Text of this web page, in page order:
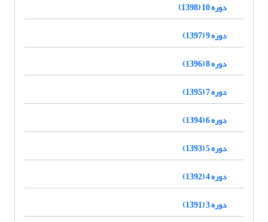
دوره 10 (1398)
دوره 9 (1397)
دوره 8 (1396)
دوره 7 (1395)
دوره 6 (1394)
دوره 5 (1393)
دوره 4 (1392)
دوره 3 (1391)